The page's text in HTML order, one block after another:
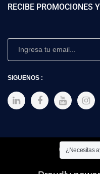
RECIBE PROMOCIONES
SIGUENOS :
¿Necesitas